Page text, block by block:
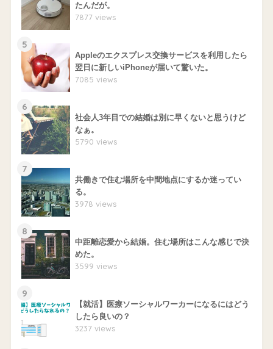
たんだが。
7877 views
5
Appleのエクスプレス交換サービスを利用したら
翌日に新しいiPhoneが届いて驚いた。
7085 views
6
社会人3年目での結婚は別に早くないと思うけど
なぁ。
5790 views
7
共働きで住む場所を中間地点にするか迷ってい
る。
3978 views
8
中距離恋愛から結婚。住む場所はこんな感じで決
めた。
3599 views
9
【就活】医療ソーシャルワーカーになるにはどう
したら良いの？
3237 views